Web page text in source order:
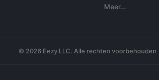
Meer...
© 2026 Eezy LLC. Alle rechten voorbehouden